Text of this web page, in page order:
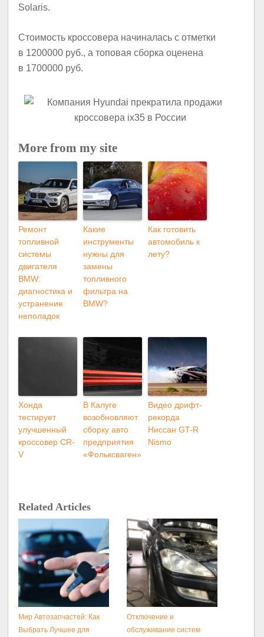
Solaris.
Стоимость кроссовера начиналась с отметки
в 1200000 руб., а топовая сборка оценена
в 1700000 руб.
More from my site
Ремонт
топливной
системы
двигателя
BMW:
диагностика и
устранение
неполадок
Какие
инструменты
нужны для
замены
топливного
фильтра на
BMW?
Как готовить
автомобиль к
лету?
Хонда
тестирует
улучшенный
кроссовер CR-
V
В Калуге
возобновляют
сборку авто
предприятия
«Фольксваген»
Видео дрифт-
рекорда
Ниссан GT-R
Nismo
Related Articles
Мир Автозапчастей: Как
Выбрать Лучшее для
Отключение и
обслуживание систем